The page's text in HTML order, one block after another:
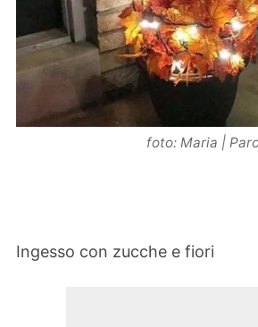
foto: Maria |
Ingesso con zucche e fiori